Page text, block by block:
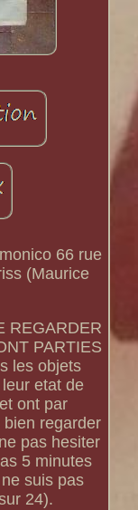
66 rue
(Maurice
REGARDER
PARTIES
les objets
etat de
ont par
regarder
pas hesiter
5 minutes
suis pas
24).